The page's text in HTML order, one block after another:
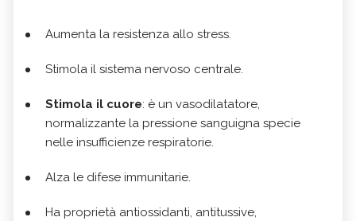
Aumenta la resistenza allo stress.
Stimola il sistema nervoso centrale.
Stimola il cuore: è un vasodilatatore,
normalizzante la pressione sanguigna specie
nelle insufficienze respiratorie.
Alza le difese immunitarie.
Ha proprietà antiossidanti, antitussive,